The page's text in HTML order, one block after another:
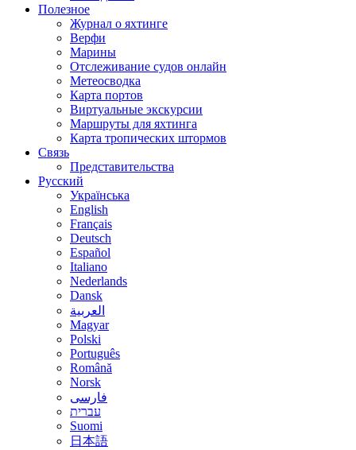
Полезное
Журнал о яхтинге
Верфи
Марины
Отслеживание судов онлайн
Метеосводка
Карта портов
Виртуальные экскурсии
Маршруты для яхтинга
Карта тропических штормов
Связь
Представительства
Русский
Українська
English
Français
Deutsch
Español
Italiano
Nederlands
Dansk
العربية
Magyar
Polski
Português
Română
Norsk
فارسی
עברית
Suomi
日本語